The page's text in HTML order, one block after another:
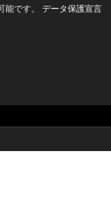
能です。 データ保護宣言